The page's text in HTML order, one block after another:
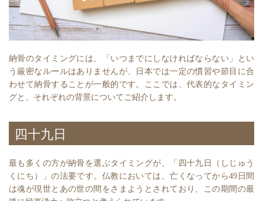
納骨のタイミングには、「いつまでにしなければならない」とい
う厳密なルールはありませんが、日本では一定の慣習や節目に合
わせて納骨することが一般的です。ここでは、代表的なタイミン
グと、それぞれの背景についてご紹介します。
四十九日
最も多くの方が納骨を選ぶタイミングが、「四十九日（しじゅう
くにち）」の法要です。仏教においては、亡くなってから49日間
は魂が現世とあの世の間をさまようとされており、この期間の最